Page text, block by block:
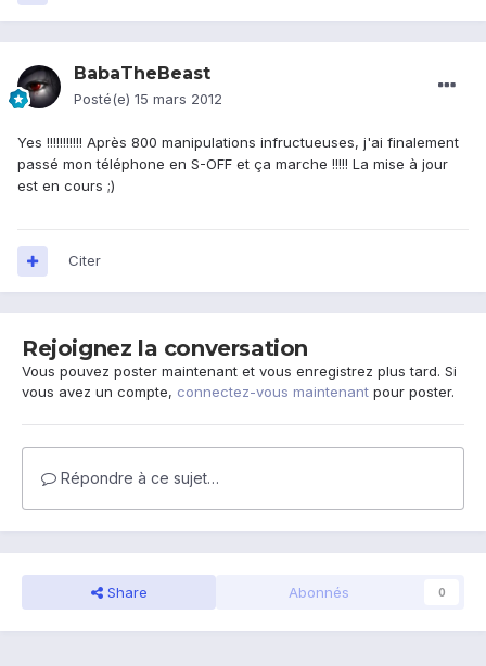
BabaTheBeast
Posté(e) 15 mars 2012
Yes !!!!!!!!!!! Après 800 manipulations infructueuses, j'ai finalement
passé mon téléphone en S-OFF et ça marche !!!!! La mise à jour
est en cours ;)
Citer
Rejoignez la conversation
Vous pouvez poster maintenant et vous enregistrez plus tard. Si
vous avez un compte, connectez-vous maintenant pour poster.
Répondre à ce sujet…
Share Abonnés 0